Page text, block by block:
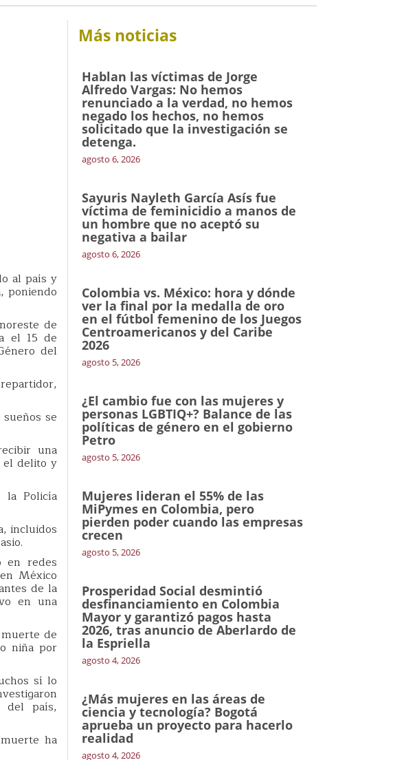
al país y
poniendo
de
el 15 de
del
se
una
el delito y
la Policía
incluidos
en redes
México
de la
en una
de
niña por
sí lo
del país,
ha
Más noticias
Hablan las víctimas de Jorge
Alfredo Vargas: No hemos
renunciado a la verdad, no hemos
negado los hechos, no hemos
solicitado que la investigación se
detenga.
agosto 6, 2026
Sayuris Nayleth García Asís fue
víctima de feminicidio a manos de
un hombre que no aceptó su
negativa a bailar
agosto 6, 2026
Colombia vs. México: hora y dónde
ver la final por la medalla de oro
en el fútbol femenino de los Juegos
Centroamericanos y del Caribe
2026
agosto 5, 2026
¿El cambio fue con las mujeres y
personas LGBTIQ+? Balance de las
políticas de género en el gobierno
Petro
agosto 5, 2026
Mujeres lideran el 55% de las
MiPymes en Colombia, pero
pierden poder cuando las empresas
crecen
agosto 5, 2026
Prosperidad Social desmintió
desfinanciamiento en Colombia
Mayor y garantizó pagos hasta
2026, tras anuncio de Aberlardo de
la Espriella
agosto 4, 2026
¿Más mujeres en las áreas de
ciencia y tecnología? Bogotá
aprueba un proyecto para hacerlo
realidad
agosto 4, 2026